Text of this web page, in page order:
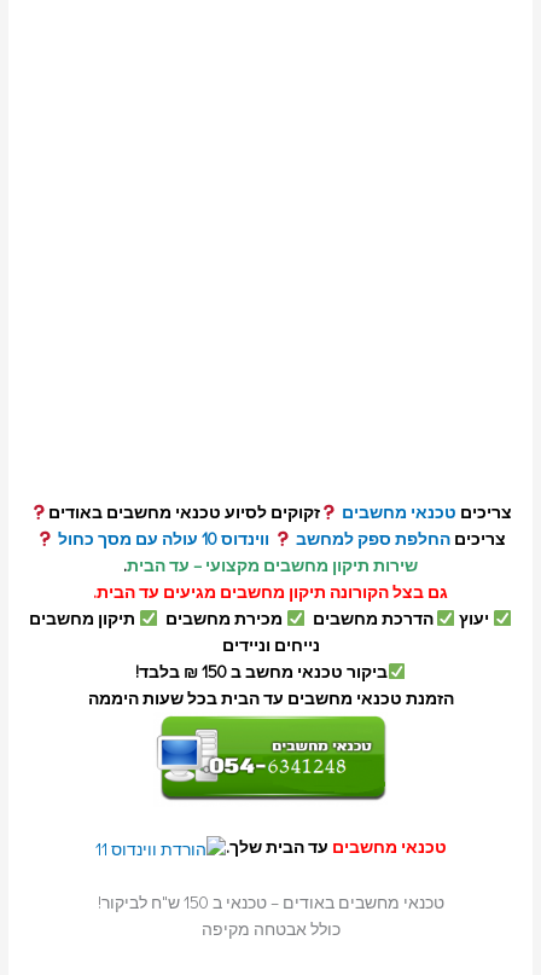
צריכים טכנאי מחשבים
זקוקים לסיוע טכנאי מחשבים באודים
צריכיםהחלפת ספק למחשב
ווינדוס 10 עולה עם מסך כחול
שירות תיקון מחשבים מקצועי – עד הבית.
גם בצל הקורונה תיקון מחשבים מגיעים עד הבית.
יעוץ
הדרכת מחשבים מכירת מחשבים
תיקון מחשבים
נייחים וניידים
ביקור טכנאי מחשב ב 150 ₪ בלבד!
הזמנת טכנאי מחשבים עד הבית בכל שעות היממה
טכנאי מחשבים עד הבית שלך.
טכנאי מחשבים באודים – טכנאי ב 150 ש"ח לביקור!
כולל אבטחה מקיפה